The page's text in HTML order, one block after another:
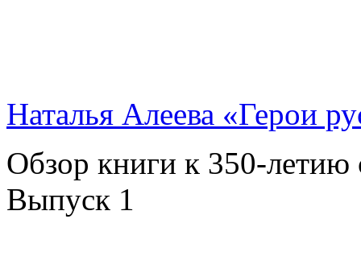
Наталья Алеева «Герои
Обзор книги к 350-
Выпуск 1